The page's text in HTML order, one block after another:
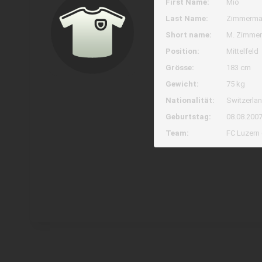
First Name:
Mio
Last Name:
Short name:
M.
Position:
Mittelfeld
Grösse:
183 cm
Gewicht:
75 kg
Nationalität:
Geburtstag:
Team:
FC Luzern